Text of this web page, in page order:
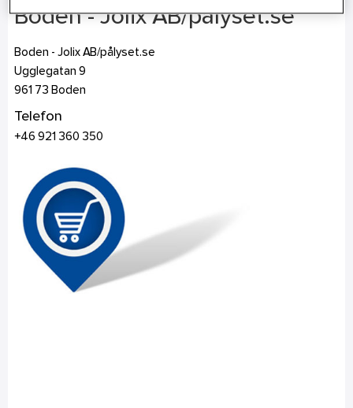
Boden - Jolix AB/pålyset.se
Boden - Jolix AB/pålyset.se
Ugglegatan 9
961 73 Boden
Telefon
+46 921 360 350